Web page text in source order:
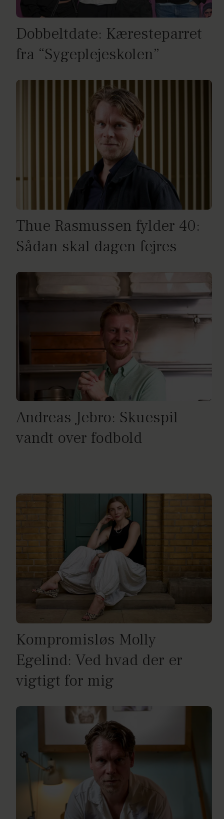
Dobbeltdate: Kæresteparret
fra “Sygeplejeskolen”
Thue Rasmussen fylder 40:
Sådan skal dagen fejres
Andreas Jebro: Skuespil
vandt over fodbold
Kompromisløs Molly
Egelind: Ved hvad der er
vigtigt for mig